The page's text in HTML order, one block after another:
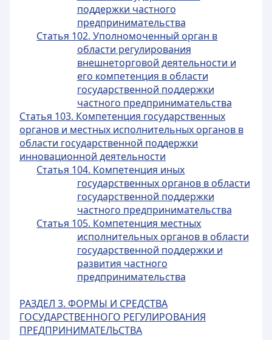
поддержки частного
предпринимательства
Статья 102. Уполномоченный орган в
области регулирования
внешнеторговой деятельности и
его компетенция в области
государственной поддержки
частного предпринимательства
Статья 103. Компетенция государственных
органов и местных исполнительных органов в
области государственной поддержки
инновационной деятельности
Статья 104. Компетенция иных
государственных органов в области
государственной поддержки
частного предпринимательства
Статья 105. Компетенция местных
исполнительных органов в области
государственной поддержки и
развития частного
предпринимательства
РАЗДЕЛ 3. ФОРМЫ И СРЕДСТВА
ГОСУДАРСТВЕННОГО РЕГУЛИРОВАНИЯ
ПРЕДПРИНИМАТЕЛЬСТВА